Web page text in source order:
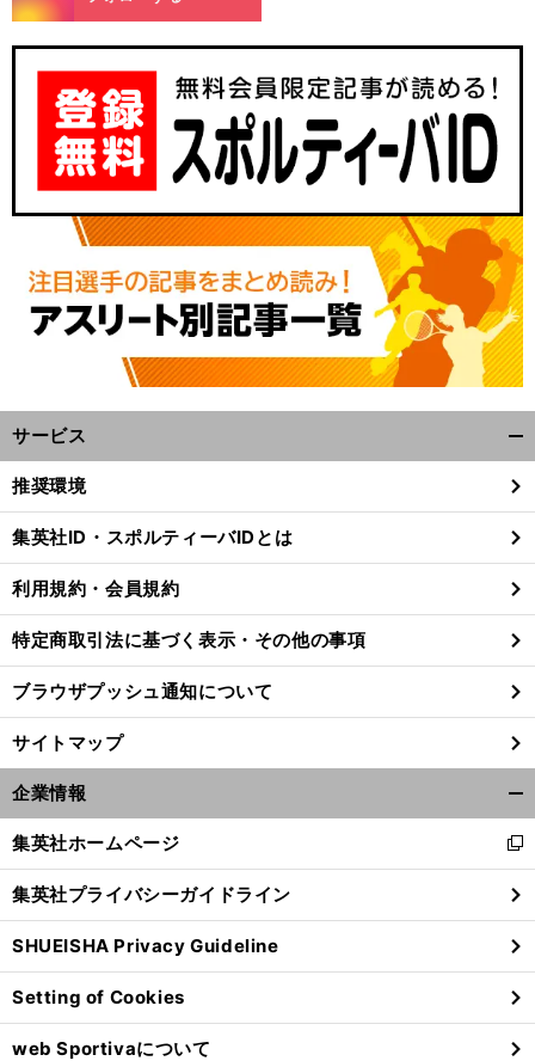
前
サービス
閉
る
推奨環境
集英社ID・スポルティーバIDとは
利用規約・会員規約
特定商取引法に基づく表示・その他の事項
ブラウザプッシュ通知について
サイトマップ
企業情報
閉
る
集英社ホームページ
新
し
い
ウ
ィ
ン
ド
ウ
で
集英社プライバシーガイドライン
SHUEISHA Privacy Guideline
Setting of Cookies
web Sportivaについて